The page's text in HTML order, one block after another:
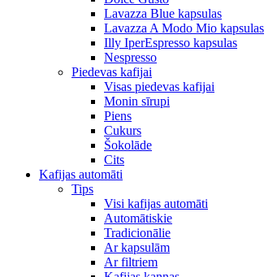
Lavazza Blue kapsulas
Lavazza A Modo Mio kapsulas
Illy IperEspresso kapsulas
Nespresso
Piedevas kafijai
Visas piedevas kafijai
Monin sīrupi
Piens
Cukurs
Šokolāde
Cits
Kafijas automāti
Tips
Visi kafijas automāti
Automātiskie
Tradicionālie
Ar kapsulām
Ar filtriem